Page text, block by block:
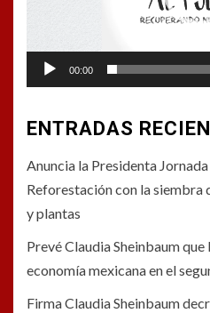
00:00
ENTRADAS
Anuncia la Presidenta
Reforestación con la siembra
y plantas
Prevé Claudia Sheinbaum
economía mexicana en el
Firma Claudia Sheinbaum